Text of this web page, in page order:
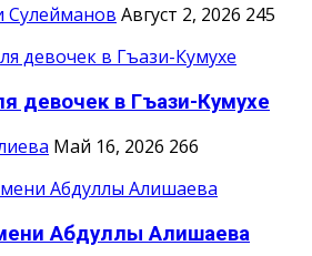
Сулейманов Август 2, 2026 245
девочек в Гъази-Кумухе
Май 16, 2026 266
Абдуллы Алишаева